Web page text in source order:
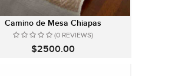
Camino de Mesa Chiapas
(0 REVIEWS)
$2500.00